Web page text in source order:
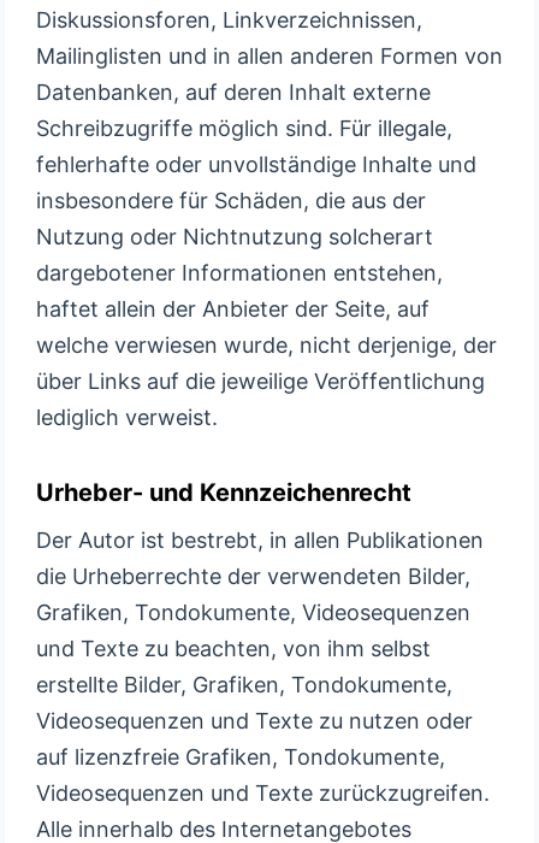
Diskussionsforen, Linkverzeichnissen,
Mailinglisten und in allen anderen Formen von
Datenbanken, auf deren Inhalt externe
Schreibzugriffe möglich sind. Für illegale,
fehlerhafte oder unvollständige Inhalte und
insbesondere für Schäden, die aus der
Nutzung oder Nichtnutzung solcherart
dargebotener Informationen entstehen,
haftet allein der Anbieter der Seite, auf
welche verwiesen wurde, nicht derjenige, der
über Links auf die jeweilige Veröffentlichung
lediglich verweist.
Urheber- und Kennzeichenrecht
Der Autor ist bestrebt, in allen Publikationen
die Urheberrechte der verwendeten Bilder,
Grafiken, Tondokumente, Videosequenzen
und Texte zu beachten, von ihm selbst
erstellte Bilder, Grafiken, Tondokumente,
Videosequenzen und Texte zu nutzen oder
auf lizenzfreie Grafiken, Tondokumente,
Videosequenzen und Texte zurückzugreifen.
Alle innerhalb des Internetangebotes